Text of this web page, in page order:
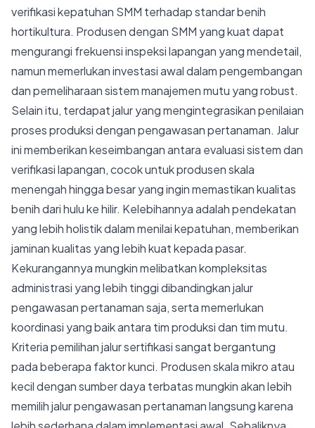
verifikasi kepatuhan SMM terhadap standar benih
hortikultura. Produsen dengan SMM yang kuat dapat
mengurangi frekuensi inspeksi lapangan yang mendetail,
namun memerlukan investasi awal dalam pengembangan
dan pemeliharaan sistem manajemen mutu yang robust.
Selain itu, terdapat jalur yang mengintegrasikan penilaian
proses produksi dengan pengawasan pertanaman. Jalur
ini memberikan keseimbangan antara evaluasi sistem dan
verifikasi lapangan, cocok untuk produsen skala
menengah hingga besar yang ingin memastikan kualitas
benih dari hulu ke hilir. Kelebihannya adalah pendekatan
yang lebih holistik dalam menilai kepatuhan, memberikan
jaminan kualitas yang lebih kuat kepada pasar.
Kekurangannya mungkin melibatkan kompleksitas
administrasi yang lebih tinggi dibandingkan jalur
pengawasan pertanaman saja, serta memerlukan
koordinasi yang baik antara tim produksi dan tim mutu.
Kriteria pemilihan jalur sertifikasi sangat bergantung
pada beberapa faktor kunci. Produsen skala mikro atau
kecil dengan sumber daya terbatas mungkin akan lebih
memilih jalur pengawasan pertanaman langsung karena